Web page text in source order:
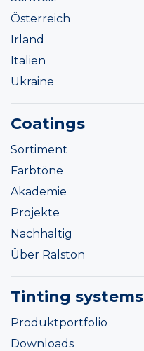
Österreich
Irland
Italien
Ukraine
Coatings
Sortiment
Farbtöne
Akademie
Projekte
Nachhaltig
Über Ralston
Tinting systems
Produktportfolio
Downloads